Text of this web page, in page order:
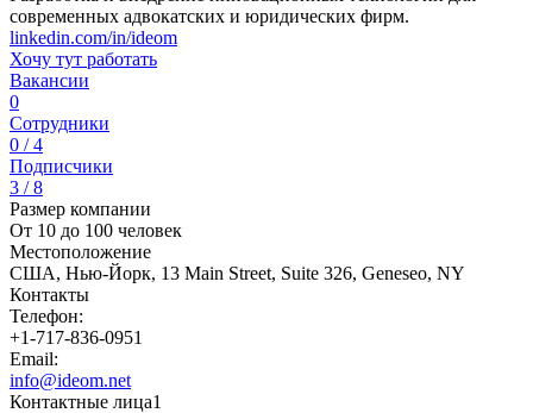
современных адвокатских и юридических фирм.
linkedin.com/in/ideom
Хочу тут работать
Вакансии
0
Сотрудники
0 / 4
Подписчики
3 / 8
Размер компании
От 10 до 100 человек
Местоположение
США, Нью-Йорк, 13 Main Street, Suite 326, Geneseo, NY
Контакты
Телефон:
+1-717-836-0951
Email:
info@ideom.net
Контактные лица1